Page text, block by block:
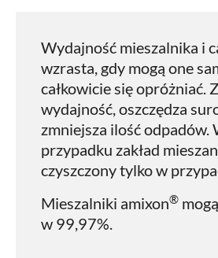
Wydajność mieszalnika i
wzrasta, gdy mogą one
całkowicie się opróżniać.
wydajność, oszczędza
zmniejsza ilość odpadów.
przypadku zakład
czyszczony tylko w
Mieszalniki amixon®
w 99,97%.